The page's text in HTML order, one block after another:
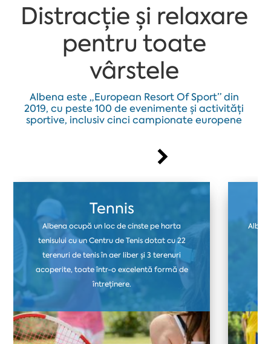
Distracție și relaxare
pentru toate
vârstele
Albena este „European Resort Of Sport” din
2019, cu peste 100 de evenimente și activități
sportive, inclusiv cinci campionate europene
Tennis
Albena ocupă un loc de cinste pe harta
tenisului cu un Centru de Tenis dotat cu 22
terenuri de tenis în aer liber și 3 terenuri
acoperite, toate într-o excelentă formă de
întreținere.